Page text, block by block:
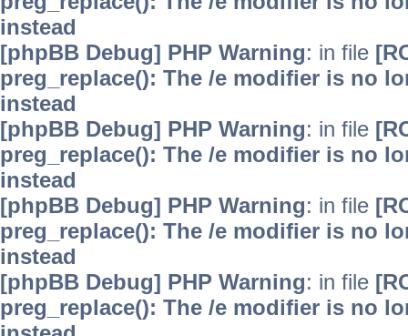
instead
[phpBB Debug] PHP Warning: in file
preg_replace(): The /e modifier is no
instead
[phpBB Debug] PHP Warning: in file
preg_replace(): The /e modifier is no
instead
[phpBB Debug] PHP Warning: in file
preg_replace(): The /e modifier is no
instead
[phpBB Debug] PHP Warning: in file
preg_replace(): The /e modifier is no